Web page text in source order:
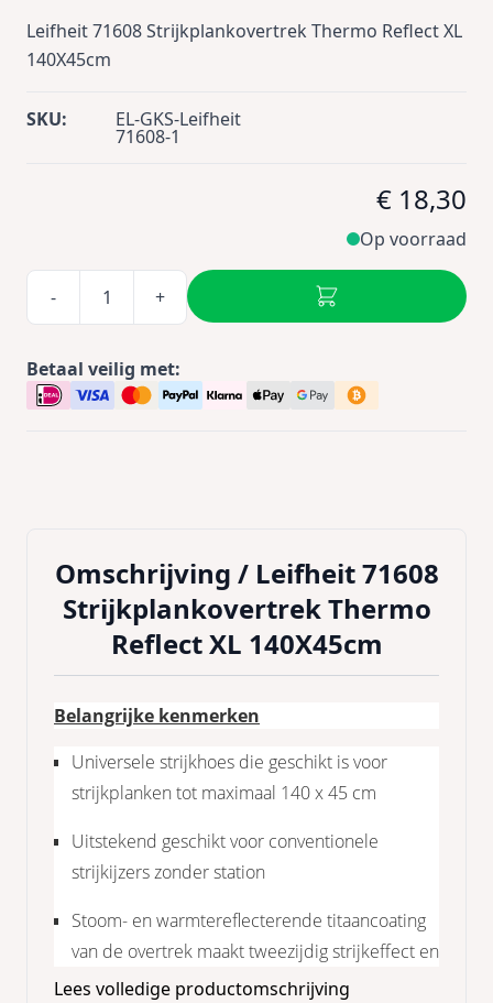
Leifheit 71608 Strijkplankovertrek Thermo Reflect XL
140X45cm
SKU: EL-GKS-Leifheit
71608-1
€ 18,30
Op voorraad
- +
Betaal veilig met:
Omschrijving / Leifheit 71608
Strijkplankovertrek Thermo
Reflect XL 140X45cm
Belangrijke kenmerken
Universele strijkhoes die geschikt is voor
strijkplanken tot maximaal 140 x 45 cm
Uitstekend geschikt voor conventionele
strijkijzers zonder station
Stoom- en warmtereflecterende titaancoating
van de overtrek maakt tweezijdig strijkeffect en
sneller strijken mogelijk
Lees volledige productomschrijving